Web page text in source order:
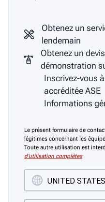
Obtenez un
lendemain
Obtenez un
démonstration
Inscrivez-vous
accréditée ASE
Informations
Le présent formulaire de
légitimes concernant les
Toute autre utilisation est
d’utilisation complètes